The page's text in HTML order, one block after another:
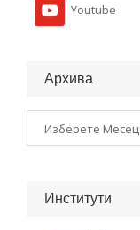
Youtube
Архива
Институти